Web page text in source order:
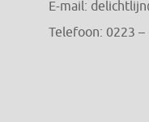
E-mail:
Telefoon: 0223 –